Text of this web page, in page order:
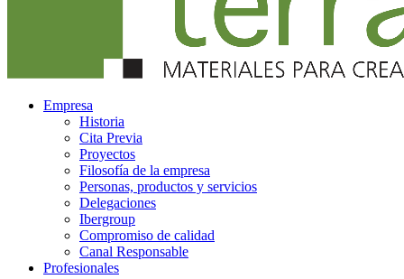
Empresa
Historia
Cita Previa
Proyectos
Filosofía de la empresa
Personas, productos y servicios
Delegaciones
Ibergroup
Compromiso de calidad
Canal Responsable
Profesionales